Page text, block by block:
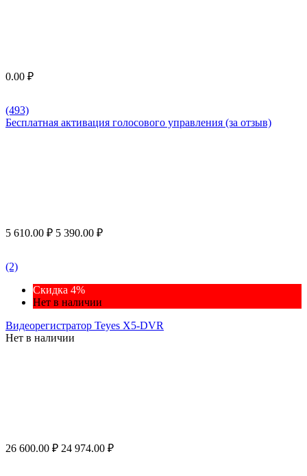
0.00 ₽
(493)
Бесплатная активация голосового управления (за отзыв)
5 610.00 ₽ 5 390.00 ₽
(2)
Скидка 4%
Нет в наличии
Видеорегистратор Teyes X5-DVR
Нет в наличии
26 600.00 ₽ 24 974.00 ₽